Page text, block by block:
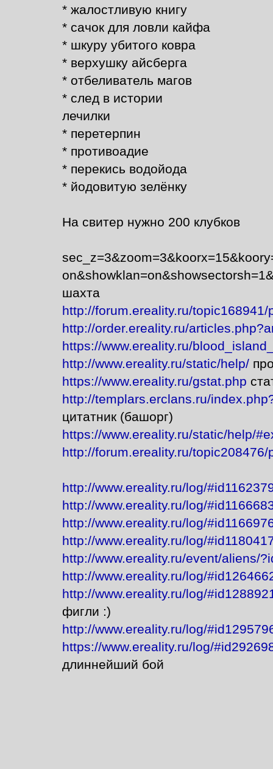
* жалостливую книгу
* сачок для ловли кайфа
* шкуру убитого ковра
* верхушку айсберга
* отбеливатель магов
* след в истории
лечилки
* перетерпин
* противоадие
* перекись водойода
* йодовитую зелёнку
На свитер нужно 200 клубков
шахта
http://forum.ereality.ru/topic168941/
http://order.ereality.ru/
https://www.ereality.ru/
http://www.ereality.ru/static/help/
https://www.ereality.ru/gstat.php
http://templars.erclans.ru/
цитатник (башорг)
https://www.ereality.ru/static/help/
http://forum.ereality.ru/topic208476/
http://www.ereality.ru/log/
http://www.ereality.ru/log/
http://www.ereality.ru/log/
http://www.ereality.ru/log/
http://www.ereality.ru/event/aliens/
http://www.ereality.ru/log/
http://www.ereality.ru/log/
фигли :)
http://www.ereality.ru/log/
https://www.ereality.ru/log/
длиннейший бой